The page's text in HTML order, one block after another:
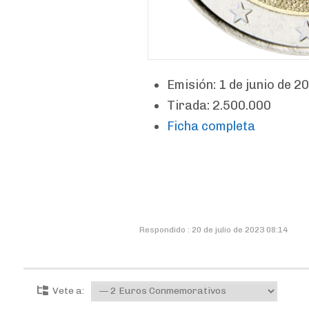
Emisión: 1 de junio de
Tirada: 2.500.000
Ficha completa
Respondido : 20 de julio de 2023 08:14
Vete a: